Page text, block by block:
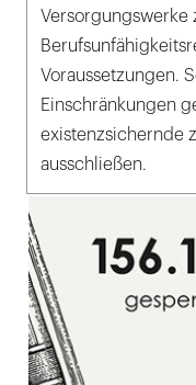
Versorgungswerke
Voraussetzungen.
Einschränkungen
existenzsichernde
ausschließen.